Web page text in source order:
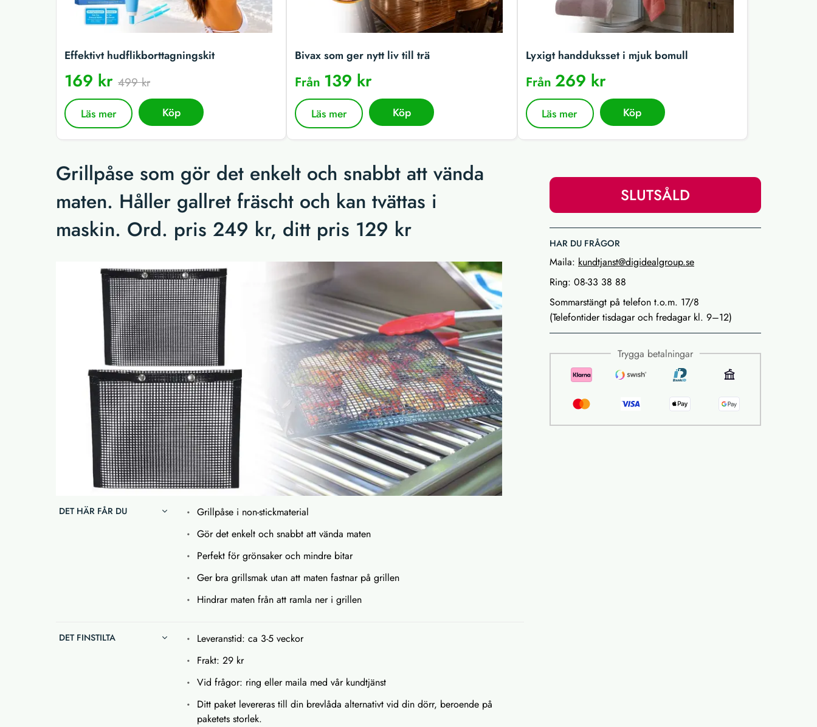
Effektivt hudflikborttagningskit
169 kr 499 kr
Läs mer Köp
Bivax som ger nytt liv till trä
Från 139 kr
Läs mer Köp
Lyxigt handduksset i mjuk bomull
Från 269 kr
Läs mer Köp
Grillpåse som gör det enkelt och snabbt att vända
maten. Håller gallret fräscht och kan tvättas i
maskin. Ord. pris 249 kr, ditt pris 129 kr
SLUTSÅLD
HAR DU FRÅGOR
Maila: kundtjanst@digidealgroup.se
Ring: 08-33 38 88
Sommarstängt på telefon t.o.m. 17/8
(Telefontider tisdagar och fredagar kl. 9–12)
Trygga betalningar
DET HÄR FÅR DU
Grillpåse i non-stickmaterial
Gör det enkelt och snabbt att vända maten
Perfekt för grönsaker och mindre bitar
Ger bra grillsmak utan att maten fastnar på grillen
Hindrar maten från att ramla ner i grillen
DET FINSTILTA
Leveranstid: ca 3-5 veckor
Frakt: 29 kr
Vid frågor: ring eller maila med vår kundtjänst
Ditt paket levereras till din brevlåda alternativt vid din dörr, beroende på
paketets storlek.